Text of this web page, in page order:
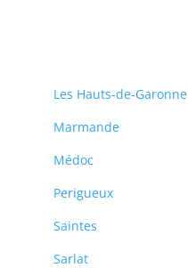
Les Hauts-de-Garonne
Marmande
Médoc
Perigueux
Saintes
Sarlat